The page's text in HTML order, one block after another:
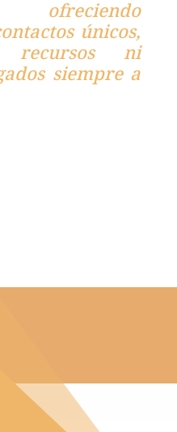
ofreciendo
únicos,
recursos ni
siempre a